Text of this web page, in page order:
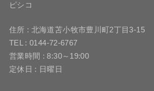
ピシコ
住所 : 北海道苫小牧市豊川町2丁目3-15
TEL : 0144-72-6767
営業時間 : 8:30～19:00
定休日 : 日曜日